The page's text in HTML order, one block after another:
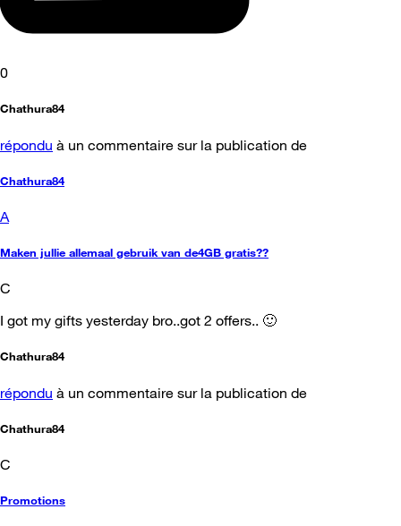
0
Chathura84
répondu à un commentaire sur la publication de
Chathura84
A
Maken jullie allemaal gebruik van de4GB gratis??
C
I got my gifts yesterday bro..got 2 offers.. 🙂
Chathura84
répondu à un commentaire sur la publication de
Chathura84
C
Promotions